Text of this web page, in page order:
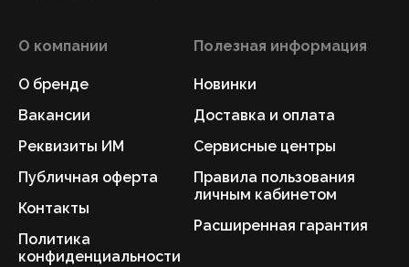
О компании
О бренде
Вакансии
Реквизиты ИМ
Публичная оферта
Контакты
Политика
конфиденциальности
Полезная информация
Новинки
Доставка и оплата
Сервисные центры
Правила пользования
личным кабинетом
Расширенная гарантия